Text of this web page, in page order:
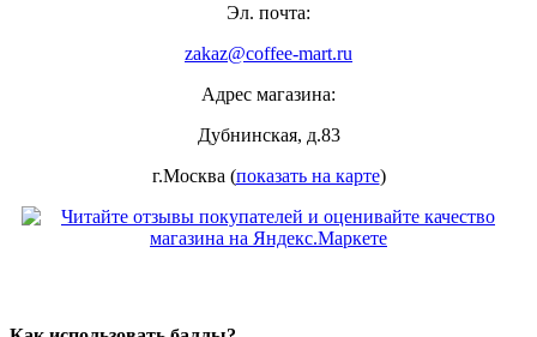
Эл. почта:
zakaz@coffee-mart.ru
Адрес магазина:
Дубнинская, д.83
г.Москва (показать на карте)